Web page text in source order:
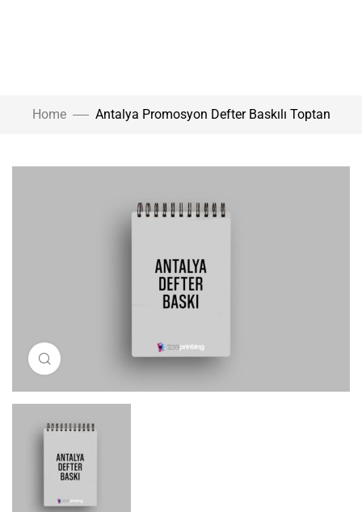
Home Antalya Promosyon Defter Baskılı Toptan
Click to enlarge